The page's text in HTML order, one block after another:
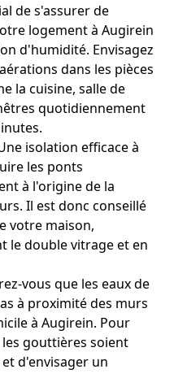
de s'assurer de
logement à Augirein
d'humidité. Envisagez
dans les pièces
la cuisine, salle de
quotidiennement
isolation efficace à
les ponts
à l'origine de la
Il est donc conseillé
votre maison,
le double vitrage et en
vous que les eaux de
à proximité des murs
à Augirein. Pour
gouttières soient
d'envisager un